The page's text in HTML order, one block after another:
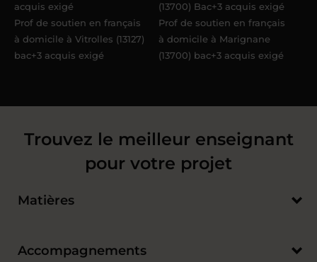
acquis exigé
Prof de soutien en français
à domicile à Vitrolles (13127)
bac+3 acquis exigé
(13700) Bac+3 acquis exigé
Prof de soutien en français
à domicile à Marignane
(13700) bac+3 acquis exigé
Trouvez le meilleur enseignant
pour votre projet
Matières
Accompagnements